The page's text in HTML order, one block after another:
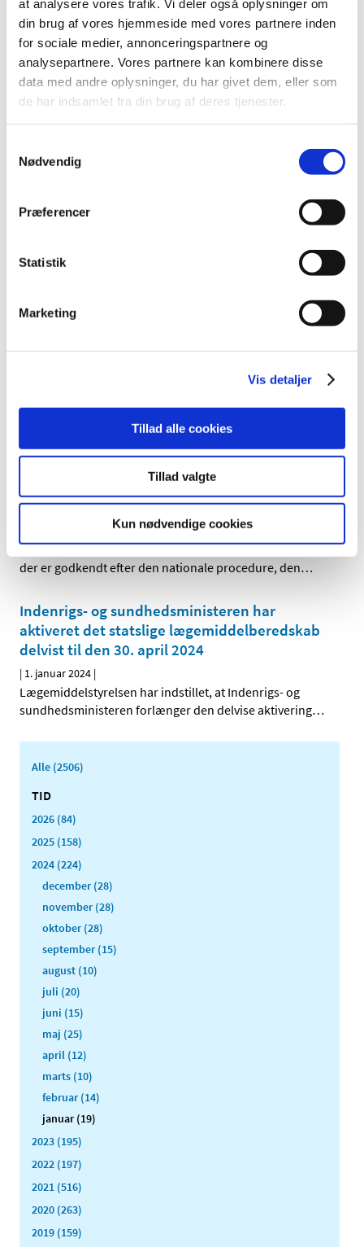
at analysere vores trafik. Vi deler også oplysninger om
din brug af vores hjemmeside med vores partnere inden
for sociale medier, annonceringspartnere og
analysepartnere. Vores partnere kan kombinere disse
data med andre oplysninger, du har givet dem, eller som
de har indsamlet fra din brug af deres tjenester.
Nødvendig
Præferencer
Statistik
Marketing
Vis detaljer
Tillad alle cookies
Tillad valgte
Kun nødvendige cookies
Udlevering af Paxlovid efter Lov om
lægemidler §29 stk. 2
|9. januar 2024|
Lægemiddelstyrelsen tillader, jf. lægemiddellovens §29
stk. 2, at udlevering af Paxlovid må finde sted på et
anbefalinger om det fremtidige tilskud til
Lægemiddelstyrelsen har modtaget
| 5. januar 2024
Lægemiddelstyrelsen har den 12. december 2023
Bevilling til at drive Silkeborg Svane Apotek
|5. januar 2024|
Lægemiddelstyrelsen har den 12. december 2023
meddelt, at Sara Vestergaard Rasmussen får bevilling…
Opdatering af produktresumeer på grund af
ændrede ATC-koder for 2024
Indehavere af markedsføringstilladelser til lægemidler,
der er godkendt efter den nationale procedure, den…
Indenrigs- og sundhedsministeren har
aktiveret det statslige lægemiddelberedskab
delvist til den 30. april 2024
| 1. januar 2024 |
Lægemiddelstyrelsen har indstillet, at Indenrigs- og
sundhedsministeren forlænger den delvise aktivering…
Alle (2506)
TID
2026 (84)
2025 (158)
2024 (224)
december (28)
november (28)
oktober (28)
september (15)
august (10)
juli (20)
juni (15)
maj (25)
april (12)
marts (10)
februar (14)
januar (19)
2023 (195)
2022 (197)
2021 (516)
2020 (263)
2019 (159)